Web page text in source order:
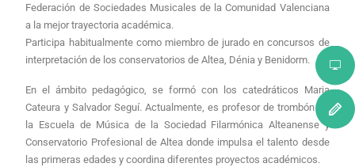
Federación de Sociedades Musicales de la Comunidad Valenciana
a la mejor trayectoria académica.
Participa habitualmente como miembro de jurado en concursos de
interpretación de los conservatorios de Altea, Dénia y Benidorm.
En el ámbito pedagógico, se formó con los catedráticos Maria
Cateura y Salvador Seguí. Actualmente, es profesor de trombón en
la Escuela de Música de la Sociedad Filarmónica Alteanense y
Conservatorio Profesional de Altea donde impulsa el talento desde
las primeras edades y coordina diferentes proyectos académicos.